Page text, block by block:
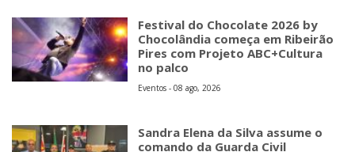
Festival do Chocolate 2026 by
Chocolândia começa em Ribeirão
Pires com Projeto ABC+Cultura
no palco
Eventos - 08 ago, 2026
Sandra Elena da Silva assume o
comando da Guarda Civil